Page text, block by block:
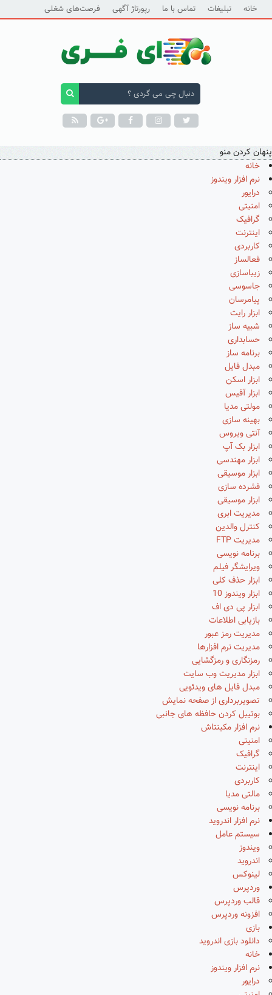
خانه تبلیغات تماس با ما رپورتاژ آگهی فرصت‌های شغلی
پنهان کردن منو
خانه
نرم افزار ویندوز
درایور
امنیتی
گرافیک
اینترنت
کاربردی
فعالساز
زیباسازی
جاسوسی
پیامرسان
ابزار رایت
شبیه ساز
حسابداری
برنامه ساز
مبدل فایل
ابزار اسکن
ابزار آفیس
مولتی مدیا
بهینه سازی
آنتی ویروس
ابزار بک آپ
ابزار مهندسی
ابزار موسیقی
فشرده سازی
ابزار موسیقی
مدیریت ابری
کنترل والدین
مدیریت FTP
برنامه نویسی
ویرایشگر فیلم
ابزار حذف کلی
ابزار ویندوز 10
ابزار پی دی اف
بازیابی اطلاعات
مدیریت رمز عبور
مدیریت نرم افزارها
رمزنگاری و رمزگشایی
ابزار مدیریت وب سایت
مبدل فایل های ویدئویی
تصویربرداری از صفحه نمایش
بوتیبل کردن حافظه های جانبی
نرم افزار مکینتاش
امنیتی
گرافیک
اینترنت
کاربردی
مالتی مدیا
برنامه نویسی
نرم افزار اندروید
سیستم عامل
ویندوز
اندروید
لینوکس
وردپرس
قالب وردپرس
افزونه وردپرس
بازی
دانلود بازی اندروید
خانه
نرم افزار ویندوز
درایور